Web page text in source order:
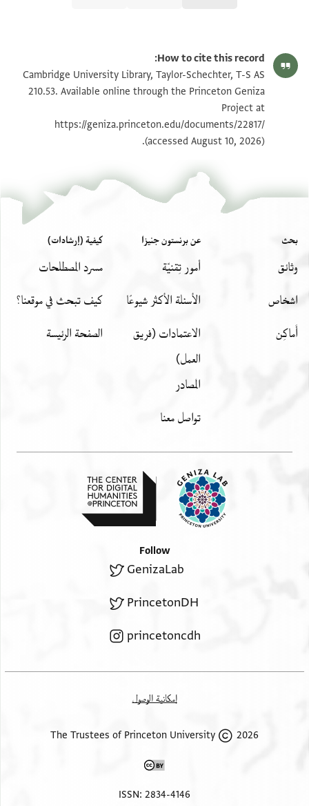
T-S AS 210.53 1v تكبير و تدوير
بيان أذونات الصورة
How to cite this record:
Cambridge University Library, Taylor-Schechter, T-S AS
210.53. Available online through the Princeton Geniza
Project at
https://geniza.princeton.edu/documents/22817/
(accessed August 10, 2026).
بحث
وثائق
اشخاص
أَماكِن
عن برنستون جنيزا
أمور تِقنيّة
الأسئلة الأكثر شيوعًا
الاعتمادات (فريق
العمل)
المصادر
تواصل معنا
كيفية (إرشادات)
مسرد المصطلحات
كيف تبحث في موقعنا؟
الصفحة الرئيسة
Follow
GenizaLab
PrincetonDH
princetoncdh
إمكانية الوصول
2026 The Trustees of Princeton University
ISSN: 2834-4146